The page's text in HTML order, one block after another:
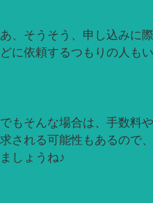
あ、そうそう、申し込みに
どに依頼するつもりの人も
でもそんな場合は、手数料
求される可能性もあるので
ましょうね♪